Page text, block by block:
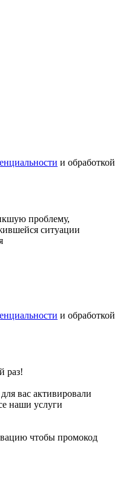
и обработкой
проблему,
ситуации
и обработкой
раз!
вас активировали
наши услуги
чтобы промокод